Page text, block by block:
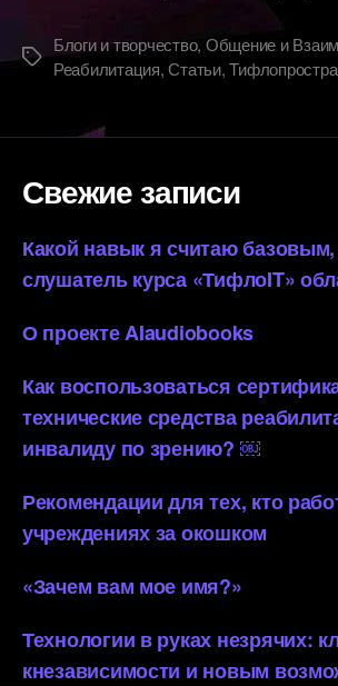
Метки
Блоги и творчество, Общение и
Реабилитация,Статьи,
Свежие записи
Какой навык я считаю
слушатель курса «ТифлоIT»
О проекте AIaudiobooks
Как воспользоваться
технические средства
инвалиду по зрению? ￼
Рекомендации для тех, кто
учреждениях за окошком
«Зачем вам мое имя?»
Технологии в руках незрячих:
кнезависимости и новым